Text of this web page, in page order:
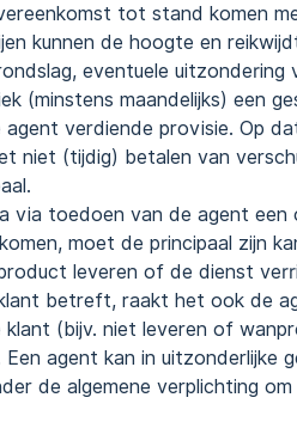
tot stand komen
kunnen de hoogte en
eventuele
(minstens maandelijks) een
verdiende provisie. Op
niet (tijdig) betalen van
via toedoen van de agent een
moet de principaal zijn
leveren of de dienst
betreft, raakt het ook de
klant (bijv. niet leveren of
agent kan in uitzonderlijke
de algemene verplichting